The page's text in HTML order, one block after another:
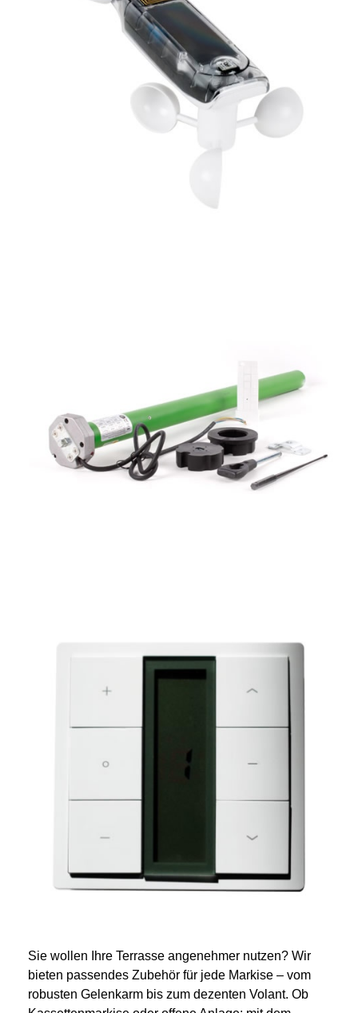
Sie wollen Ihre Terrasse angenehmer nutzen? Wir
bieten passendes Zubehör für jede Markise – vom
robusten Gelenkarm bis zum dezenten Volant. Ob